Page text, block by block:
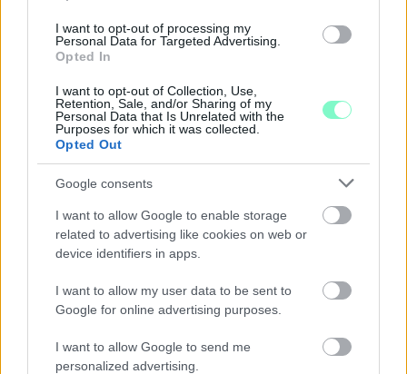
I want to opt-out of processing my
Personal Data for Targeted Advertising.
Opted In
I want to opt-out of Collection, Use,
Retention, Sale, and/or Sharing of my
Personal Data that Is Unrelated with the
Purposes for which it was collected.
Opted Out
Google consents
I want to allow Google to enable storage
related to advertising like cookies on web or
device identifiers in apps.
I want to allow my user data to be sent to
Google for online advertising purposes.
I want to allow Google to send me
personalized advertising.
A BAROKK ÖSSZES ÁRNYALATA ÉS MÉG EGY SOR
KIVÁLÓ PROGRAM VÁR MINDENKIT EZEN A HÉTVÉGÉN
GYŐRBEN
Középpontban a hagyományőrzés, de lesz Pogány Induló és
Majka koncert, jóga szeánsz, “borhajózás” és egy csomó minden